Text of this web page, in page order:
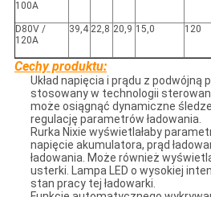
100A
D80V /
120A
39,4 22,8 20,9 15,0 120
Cechy produktu:
Układ napięcia i prądu z
stosowany w technologii
może osiągnąć dynamiczne
regulację parametrów ładowania.
Rurka Nixie wyświetlałaby
napięcie akumulatora, prąd
ładowania. Może również
usterki. Lampa LED o wysokiej
stan pracy tej ładowarki.